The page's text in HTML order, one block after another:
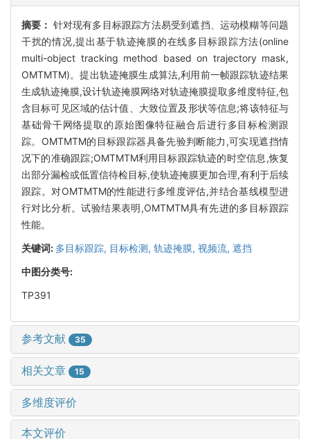
摘要： 针对现有多目标跟踪方法易受到遮挡、运动模糊等问题
干扰的情况,提出基于轨迹掩膜的在线多目标跟踪方法(online
multi-object tracking method based on trajectory mask,
OMTMTM)。提出轨迹掩膜生成算法,利用前一帧跟踪轨迹结果
生成轨迹掩膜,设计轨迹掩膜网络对轨迹掩膜提取多维度特征,包
含目标可见区域的估计值、大致位置及形状等信息;将该特征与
基础骨干网络提取的原始图像特征融合后进行多目标检测跟
踪。OMTMTM的目标跟踪器具备先验判断能力,可实现遮挡情
况下的准确跟踪;OMTMTM利用目标跟踪轨迹的时空信息,恢复
出部分漏检或低置信待检目标,使轨迹掩膜更加合理,有利于后续
跟踪。对OMTMTM的性能进行多维度评估,并结合基线模型进
行对比分析。试验结果表明,OMTMTM具有先进的多目标跟踪
性能。
关键词: 多目标跟踪, 目标检测, 轨迹掩膜, 视频流, 遮挡
中图分类号:
TP391
参考文献 35
相关文章 15
多维度评价
本文评价